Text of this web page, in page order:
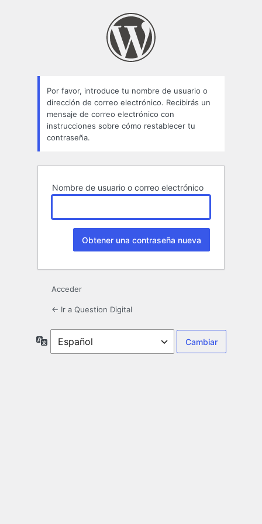
Por favor, introduce tu nombre de usuario o
dirección de correo electrónico. Recibirás un
mensaje de correo electrónico con
instrucciones sobre cómo restablecer tu
contraseña.
Nombre de usuario o correo electrónico
Acceder
← Ir a Question Digital
Idioma